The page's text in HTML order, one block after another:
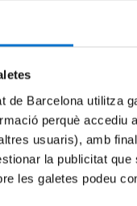
de Barcelona utilitza
perquè accediu
usuaris), amb
la publicitat
les galetes podeu
La Universitat,